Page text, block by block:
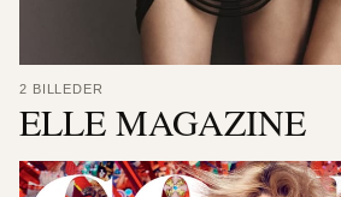
2 BILLEDER
ELLE MAGAZINE